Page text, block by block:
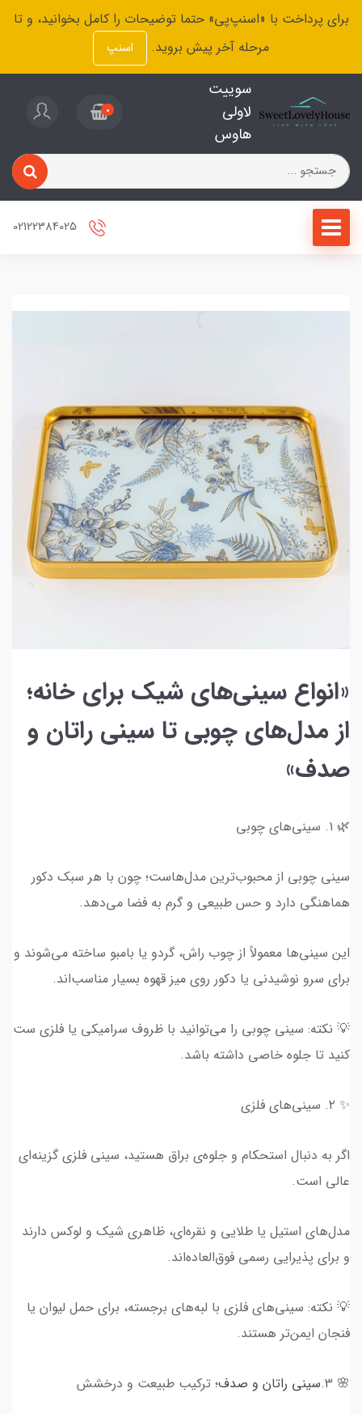
برای پرداخت با «اسنپ‌پی» حتما توضیحات را کامل بخوانید، و تا
مرحله آخر پیش بروید.
اسنپ
سوییت
لاولی
هاوس
0
«انواع سینی‌های شیک برای خانه؛
از مدل‌های چوبی تا سینی راتان و
صدف»
🌿 ۱. سینی‌های چوبی
سینی چوبی از محبوب‌ترین مدل‌هاست؛ چون با هر سبک دکور
هماهنگی دارد و حس طبیعی و گرم به فضا می‌دهد.
این سینی‌ها معمولاً از چوب راش، گردو یا بامبو ساخته می‌شوند و
برای سرو نوشیدنی یا دکور روی میز قهوه بسیار مناسب‌اند.
💡 نکته: سینی چوبی را می‌توانید با ظروف سرامیکی یا فلزی ست
کنید تا جلوه خاصی داشته باشد.
✨ ۲. سینی‌های فلزی
اگر به دنبال استحکام و جلوه‌ی براق هستید، سینی فلزی گزینه‌ای
عالی است.
مدل‌های استیل یا طلایی و نقره‌ای، ظاهری شیک و لوکس دارند
و برای پذیرایی رسمی فوق‌العاده‌اند.
💡 نکته: سینی‌های فلزی با لبه‌های برجسته، برای حمل لیوان یا
فنجان ایمن‌تر هستند.
🌸 ۳. سینی راتان و صدف؛ ترکیب طبیعت و درخشش